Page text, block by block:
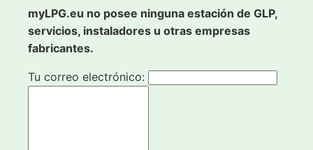
myLPG.eu no posee ninguna estación de GLP,
servicios, instaladores u otras empresas
fabricantes.
Tu correo electrónico: